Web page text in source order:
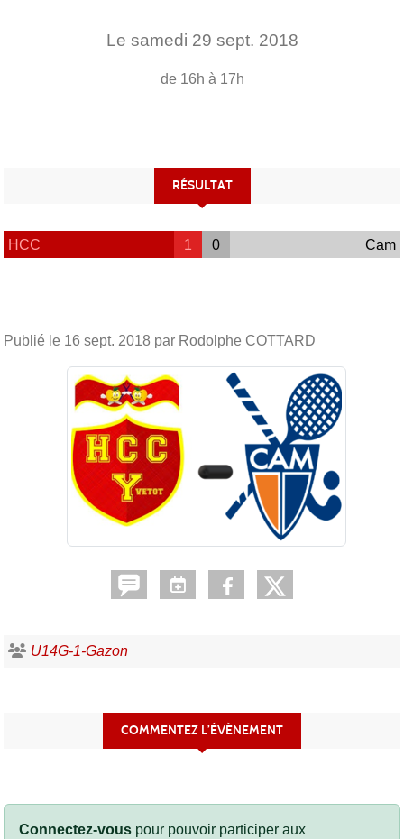
Le samedi 29 sept. 2018
de 16h à 17h
RÉSULTAT
HCC 1 0 Cam
Publié le 16 sept. 2018 par Rodolphe COTTARD
U14G-1-Gazon
COMMENTEZ L’ÉVÈNEMENT
Connectez-vous pour pouvoir participer aux